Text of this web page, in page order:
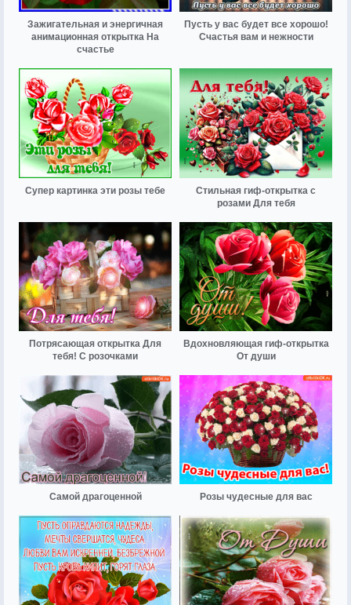
Зажигательная и энергичная
анимационная открытка На
счастье
Пусть у вас будет все хорошо!
Счастья вам и нежности
Супер картинка эти розы тебе
Стильная гиф-открытка с
розами Для тебя
Потрясающая открытка Для
тебя! С розочками
Вдохновляющая гиф-открытка
От души
Самой драгоценной Розы чудесные для вас